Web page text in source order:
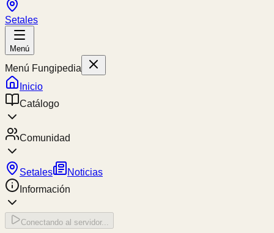
Setales
Menú
Menú Fungipedia
Inicio
Catálogo
Comunidad
Setales
Noticias
Información
Conectando al servidor...